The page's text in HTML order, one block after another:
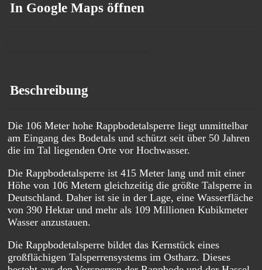
In Google Maps öffnen
Beschreibung
Die 106 Meter hohe Rappbodetalsperre liegt unmittelbar
am Eingang des Bodetals und schützt seit über 50 Jahren
die im Tal liegenden Orte vor Hochwasser.
Die Rappbodetalsperre ist 415 Meter lang und mit einer
Höhe von 106 Metern gleichzeitig die größte Talsperre in
Deutschland. Daher ist sie in der Lage, eine Wasserfläche
von 390 Hektar und mehr als 109 Millionen Kubikmeter
Wasser anzustauen.
Die Rappbodetalsperre bildet das Kernstück eines
großflächigen Talsperrensystems im Ostharz. Dieses